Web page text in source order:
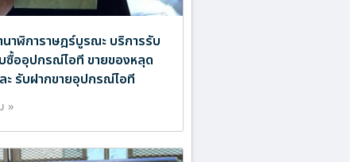
นาฬิการาษฎร์บูรณะ บริการรับ
ซื้ออุปกรณ์ไอที ขายของหลุด
ะ รับฝากขายอุปกรณ์ไอที
»